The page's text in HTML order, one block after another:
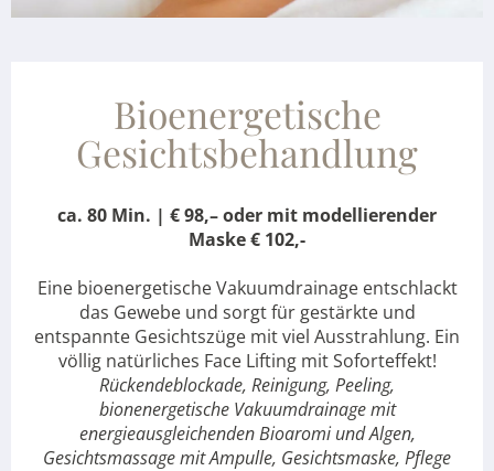
Bioenergetische
Gesichtsbehandlung
ca. 80 Min. | € 98,– oder mit modellierender
Maske € 102,-
Eine bioenergetische Vakuumdrainage entschlackt
das Gewebe und sorgt für gestärkte und
entspannte Gesichtszüge mit viel Ausstrahlung. Ein
völlig natürliches Face Lifting mit Soforteffekt!
Rückendeblockade, Reinigung, Peeling,
bionenergetische Vakuumdrainage mit
energieausgleichenden Bioaromi und Algen,
Gesichtsmassage mit Ampulle, Gesichtsmaske, Pflege